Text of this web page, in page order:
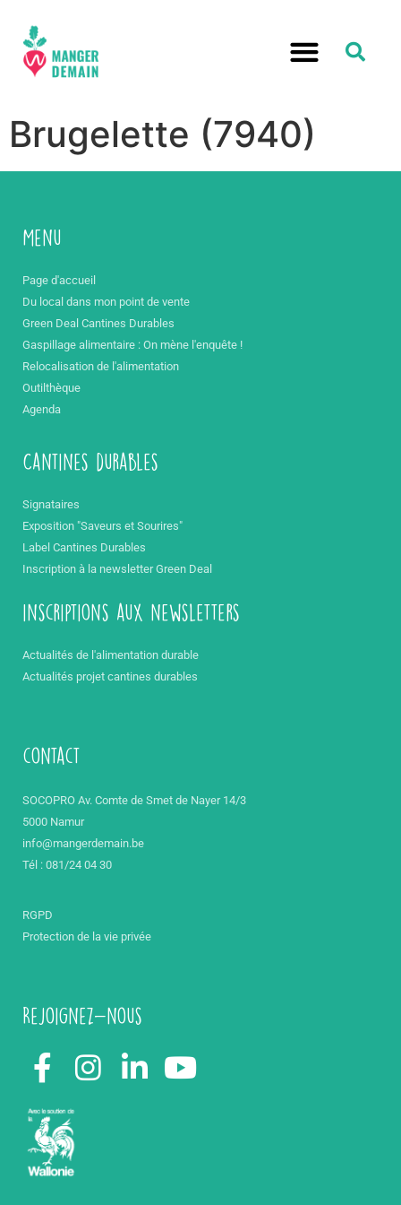
Brugelette (7940)
Menu
Page d'accueil
Du local dans mon point de vente
Green Deal Cantines Durables
Gaspillage alimentaire : On mène l'enquête !
Relocalisation de l'alimentation
Outilthèque
Agenda
Cantines durables
Signataires
Exposition "Saveurs et Sourires"
Label Cantines Durables
Inscription à la newsletter Green Deal
inscriptions aux newsletters
Actualités de l'alimentation durable
Actualités projet cantines durables
contact
SOCOPRO Av. Comte de Smet de Nayer 14/3
5000 Namur
info@mangerdemain.be
Tél : 081/24 04 30
RGPD
Protection de la vie privée
Rejoignez-nous